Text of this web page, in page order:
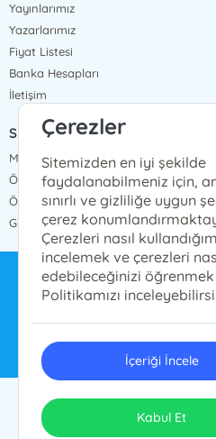
Yayınlarımız
Yazarlarımız
Fiyat Listesi
Banka Hesapları
İletişim
SÖZLEŞMELER
Mesafeli Satış Sözleşmesi
Ön Bilgilendirme Formu
Ödeme ve Teslimat
Gizlilik ve Güvenlik
© 2024 Ensar Yayın
Tasarım &
Çerezler
Sitemizden en iyi şekilde
faydalanabilmeniz için,
sınırlı ve gizliliğe uygun
çerez
Çerezleri nasıl
incelemek ve çerezleri
edebileceğinizi öğrenmek
Politikamızı
İçeriği İncele
Kabul Et